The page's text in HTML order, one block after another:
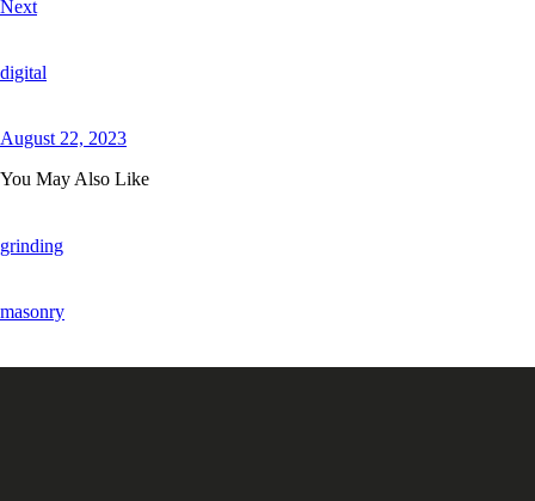
Next
digital
August 22, 2023
You May Also Like
grinding
masonry